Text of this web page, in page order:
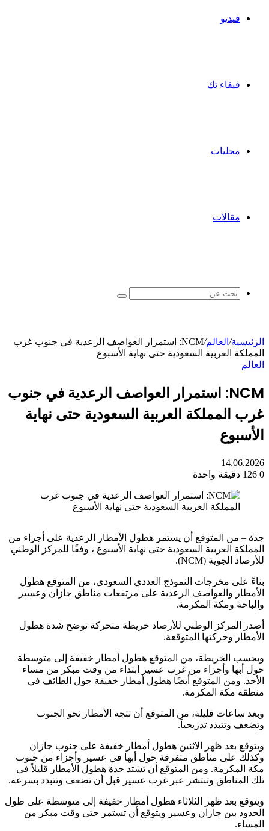
فيديو
فيفاء تك
محليات
مقالات
بحث
الرئيسية/ العالم/
NCM: استمرار العواصف الرعدية في جنوب غرب
المملكة العربية السعودية حتى نهاية الأسبوع
العالم
NCM: استمرار العواصف الرعدية في جنوب
غرب المملكة العربية السعودية حتى نهاية
الأسبوع
14.06.2026
0
دقيقة واحدة
جدة – من المتوقع أن يستمر هطول الأمطار الرعدية على أجزاء من
المملكة العربية السعودية حتى نهاية الأسبوع ، وفقًا للمركز الوطني
للأرصاد الجوية (NCM).
بناءً على مخرجات النموذج العددي السعودي، من المتوقع هطول
الأمطار والعواصف الرعدية على مرتفعات مناطق جازان وعسير
والباحة ومكة المكرمة.
أصدر المركز الوطني للأرصاد خريطة متحركة توضح شدة هطول
الأمطار وحركتها المتوقعة.
وبحسب الخريطة، من المتوقع هطول أمطار خفيفة إلى متوسطة
حول أبها وأجزاء من غرب عسير ابتداء من وقت مبكر من مساء
الأحد. ومن المتوقع أيضًا هطول أمطار خفيفة حول الطائف في
منطقة مكة المكرمة.
وبعد ساعات قليلة، من المتوقع أن تتجه الأمطار نحو الجنوب
وتضعف وتتبدد تدريجياً.
ويتوقع بعد ظهر الاثنين هطول أمطار خفيفة على جنوب جازان
وكذلك على مناطق متفرقة حول أبها في عسير وأجزاء من جنوب
مكة المكرمة. ومن المتوقع أن تشتد حدة هطول الأمطار قليلاً في
تلك المناطق وتنتشر عبر غرب عسير قبل أن تضعف وتتبدد بسرعة.
ويتوقع بعد ظهر الثلاثاء هطول أمطار خفيفة إلى متوسطة على طول
الحدود بين جازان وعسير ويتوقع أن تستمر حتى وقت مبكر من
المساء.